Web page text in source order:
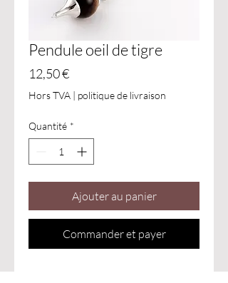
Pendule oeil de tigre
12,50 €Prix
Hors TVA | politique de livraison
Quantité *
Ajouter au panier
Commander et payer